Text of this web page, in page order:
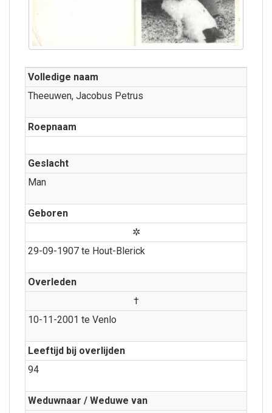
Volledige naam
Theeuwen, Jacobus Petrus
Roepnaam
Geslacht
Man
Geboren
✲
29-09-1907 te Hout-Blerick
Overleden
†
10-11-2001 te Venlo
Leeftijd bij overlijden
94
Weduwnaar / Weduwe van